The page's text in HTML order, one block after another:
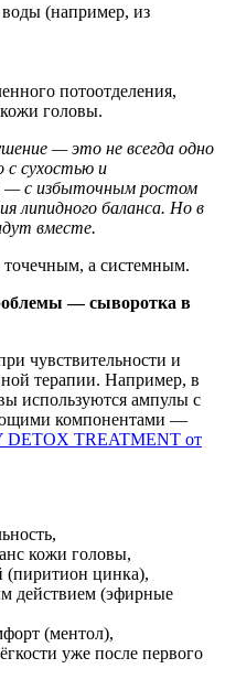
(например, из
потоотделения,
головы.
— это не всегда одно
сухостью и
— с избыточным ростом
липидного баланса. Но в
вместе.
а системным.
— сыворотка в
чувствительности и
терапии. Например, в
используются ампулы с
компонентами —
TREATMENT от
кожи головы,
(пиритион цинка),
действием (эфирные
(ментол),
уже после первого